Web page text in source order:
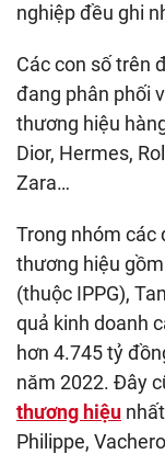
nghiệp đều ghi
Các con số trên
đang phân phối
thương hiệu
Dior, Hermes,
Zara…
Trong nhóm các
thương hiệu
(thuộc IPPG),
quả kinh doanh
hơn 4.745 tỷ
năm 2022. Đây
thương hiệu
Philippe,